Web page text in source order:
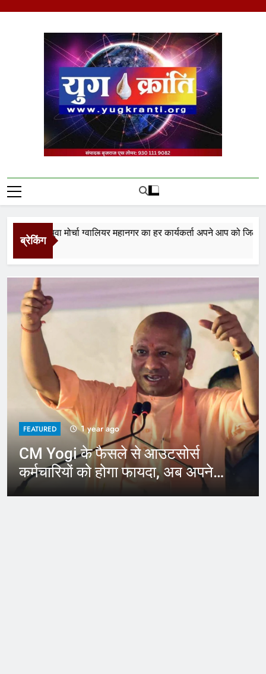
Yug Kranti | Trusted
News Portal
ब्रेकिंग
युवा मोर्चा ग्वालियर महानगर का हर कार्यकर्ता अपने आप को जिला अध्यक्ष
FEATURED 1 year ago
CM Yogi के फैसले से आउटसोर्स
कर्मचारियों को होगा फायदा, अब अपने
जिले में कर सकेंगे काम